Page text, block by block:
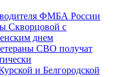
ФМБА России
Скворцовой с
днем
СВО получат
и Белгородской